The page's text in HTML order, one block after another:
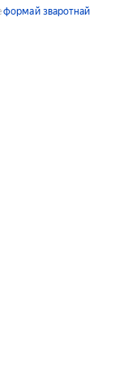
формай зваротнай